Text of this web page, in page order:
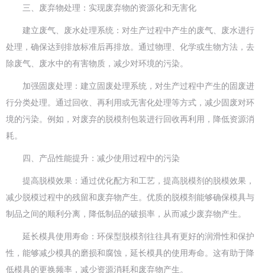
三、废弃物处理：实现废弃物的资源化和无害化
建立废气、废水处理系统：对生产过程中产生的废气、废水进行
处理，确保达到排放标准后再排放。通过物理、化学或生物方法，去
除废气、废水中的有害物质，减少对环境的污染。
加强固废处理：建立固废处理系统，对生产过程中产生的固废进
行分类处理。通过回收、再利用或无害化处理等方式，减少固废对环
境的污染。例如，对废弃的脱模剂包装进行回收再利用，降低资源消
耗。
四、产品性能提升：减少使用过程中的污染
提高脱模效果：通过优化配方和工艺，提高脱模剂的脱模效果，
减少脱模过程中的残留和废弃物产生。优质的脱模剂能够确保模具与
制品之间的顺利分离，降低制品的破损率，从而减少废弃物产生。
延长模具使用寿命：环保型脱模剂往往具有更好的润滑性和保护
性，能够减少模具的磨损和腐蚀，延长模具的使用寿命。这有助于降
低模具的更换频率，减少资源消耗和废弃物产生。